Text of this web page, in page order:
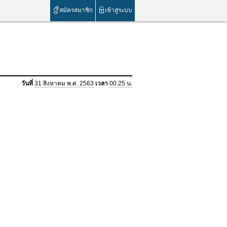
สมัครสมาชิก เข้าสู่ระบบ
วันที่ 31 สิงหาคม พ.ศ. 2563 เวลา 00.25 น.